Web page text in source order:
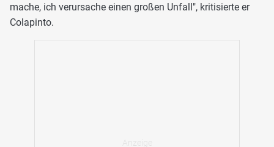
mache, ich verursache einen großen Unfall", kritisierte er
Colapinto.